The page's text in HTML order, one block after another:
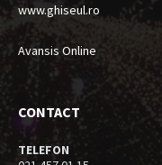
www.ghiseul.ro
Avansis Online
CONTACT
TELEFON